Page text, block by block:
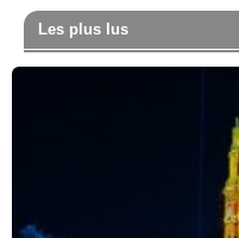
Les plus lus